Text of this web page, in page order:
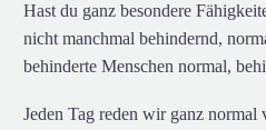
Hast du ganz besondere
nicht manchmal behindernd,
behinderte Menschen normal,
Jeden Tag reden wir ganz normal